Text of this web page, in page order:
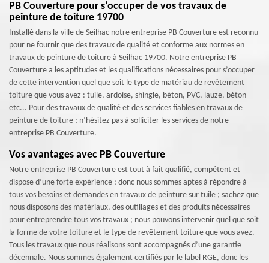
PB Couverture pour s’occuper de vos travaux de
peinture de toiture 19700
Installé dans la ville de Seilhac notre entreprise PB Couverture est reconnu
pour ne fournir que des travaux de qualité et conforme aux normes en
travaux de peinture de toiture à Seilhac 19700. Notre entreprise PB
Couverture a les aptitudes et les qualifications nécessaires pour s’occuper
de cette intervention quel que soit le type de matériau de revêtement
toiture que vous avez : tuile, ardoise, shingle, béton, PVC, lauze, béton
etc... Pour des travaux de qualité et des services fiables en travaux de
peinture de toiture ; n’hésitez pas à solliciter les services de notre
entreprise PB Couverture.
Vos avantages avec PB Couverture
Notre entreprise PB Couverture est tout à fait qualifié, compétent et
dispose d’une forte expérience ; donc nous sommes aptes à répondre à
tous vos besoins et demandes en travaux de peinture sur tuile ; sachez que
nous disposons des matériaux, des outillages et des produits nécessaires
pour entreprendre tous vos travaux ; nous pouvons intervenir quel que soit
la forme de votre toiture et le type de revêtement toiture que vous avez.
Tous les travaux que nous réalisons sont accompagnés d’une garantie
décennale. Nous sommes également certifiés par le label RGE, donc les